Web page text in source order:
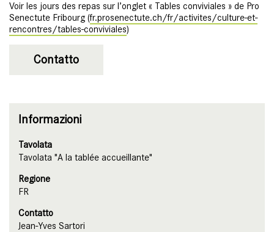
Voir les jours des repas sur l’onglet « Tables conviviales » de Pro
Senectute Fribourg (fr.prosenectute.ch/fr/activites/culture-et-
rencontres/tables-conviviales)
Contatto
Informazioni
Tavolata
Tavolata "A la tablée accueillante"
Regione
FR
Contatto
Jean-Yves Sartori